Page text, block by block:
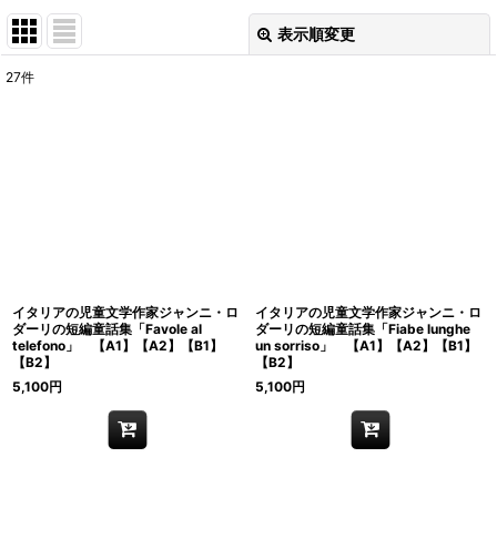
表示順変更
27件
イタリアの児童文学作家ジャンニ・ロ
ダーリの短編童話集「Favole al
telefono」 【A1】【A2】【B1】
【B2】
5,100円
イタリアの児童文学作家ジャンニ・ロ
ダーリの短編童話集「Fiabe lunghe
un sorriso」 【A1】【A2】【B1】
【B2】
5,100円